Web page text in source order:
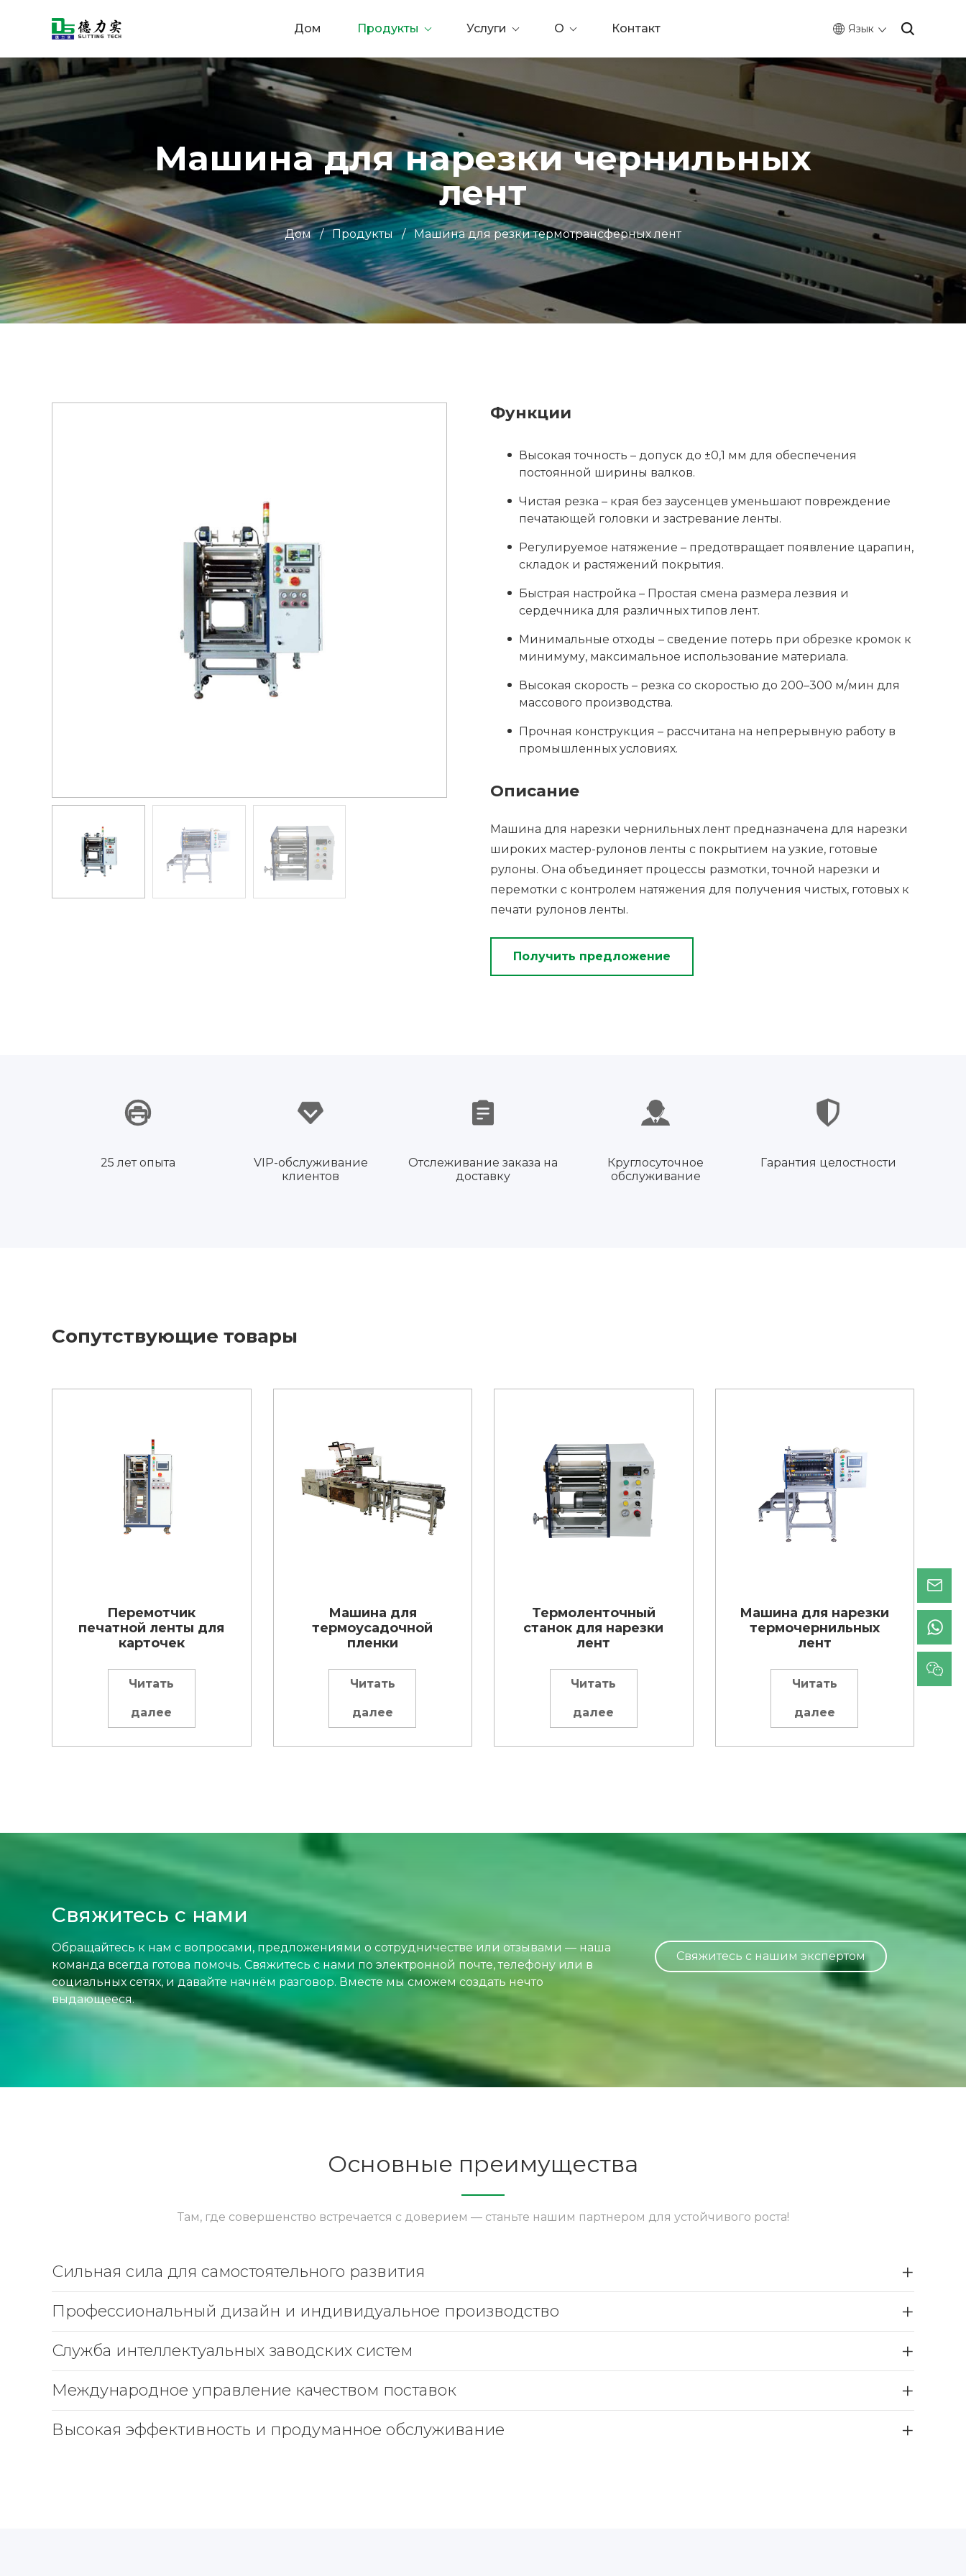
Дом Продукты Услуги О Контакт Язык
Машина для нарезки чернильных
лент
Дом / Продукты / Машина для резки термотрансферных лент
Функции
Высокая точность – допуск до ±0,1 мм для обеспечения
постоянной ширины валков.
Чистая резка – края без заусенцев уменьшают повреждение
печатающей головки и застревание ленты.
Регулируемое натяжение – предотвращает появление царапин,
складок и растяжений покрытия.
Быстрая настройка – Простая смена размера лезвия и
сердечника для различных типов лент.
Минимальные отходы – сведение потерь при обрезке кромок к
минимуму, максимальное использование материала.
Высокая скорость – резка со скоростью до 200–300 м/мин для
массового производства.
Прочная конструкция – рассчитана на непрерывную работу в
промышленных условиях.
Описание
Машина для нарезки чернильных лент предназначена для нарезки
широких мастер-рулонов ленты с покрытием на узкие, готовые
рулоны. Она объединяет процессы размотки, точной нарезки и
перемотки с контролем натяжения для получения чистых, готовых к
печати рулонов ленты.
Получить предложение
25 лет опыта
VIP-обслуживание
клиентов
Отслеживание заказа на
доставку
Круглосуточное
обслуживание
Гарантия целостности
Сопутствующие товары
Перемотчик
печатной ленты для
карточек
Читать
далее
Машина для
термоусадочной
пленки
Читать
далее
Термоленточный
станок для нарезки
лент
Читать
далее
Машина для нарезки
термочернильных
лент
Читать
далее
Свяжитесь с нами
Обращайтесь к нам с вопросами, предложениями о сотрудничестве или отзывами — наша
команда всегда готова помочь. Свяжитесь с нами по электронной почте, телефону или в
социальных сетях, и давайте начнём разговор. Вместе мы сможем создать нечто
выдающееся.
Свяжитесь с нашим экспертом
Основные преимущества
Там, где совершенство встречается с доверием — станьте нашим партнером для устойчивого роста!
Сильная сила для самостоятельного развития
Профессиональный дизайн и индивидуальное производство
Служба интеллектуальных заводских систем
Международное управление качеством поставок
Высокая эффективность и продуманное обслуживание